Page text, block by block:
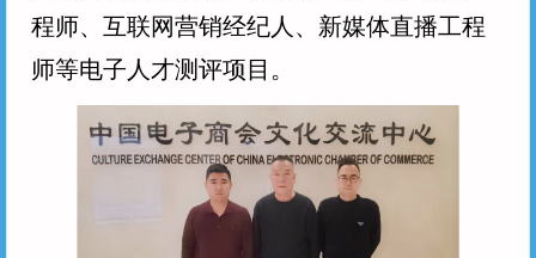
程师、互联网营销经纪人、新媒体直播工程
师等电子人才测评项目。